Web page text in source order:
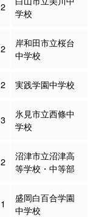
2
学校
2
岸和田市立桜台
中学校
2 実践学園中学校
3
氷見市立西條中
学校
2
沼津市立沼津高
等学校・中等部
1
盛岡白百合学園
中学校